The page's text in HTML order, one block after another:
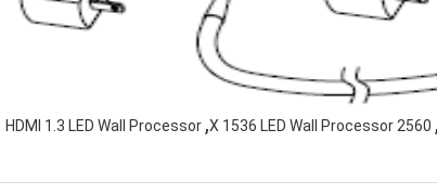
,
2560 X 1536 LED Wall Processor
,
HDMI 1.3 LED Wall Processor